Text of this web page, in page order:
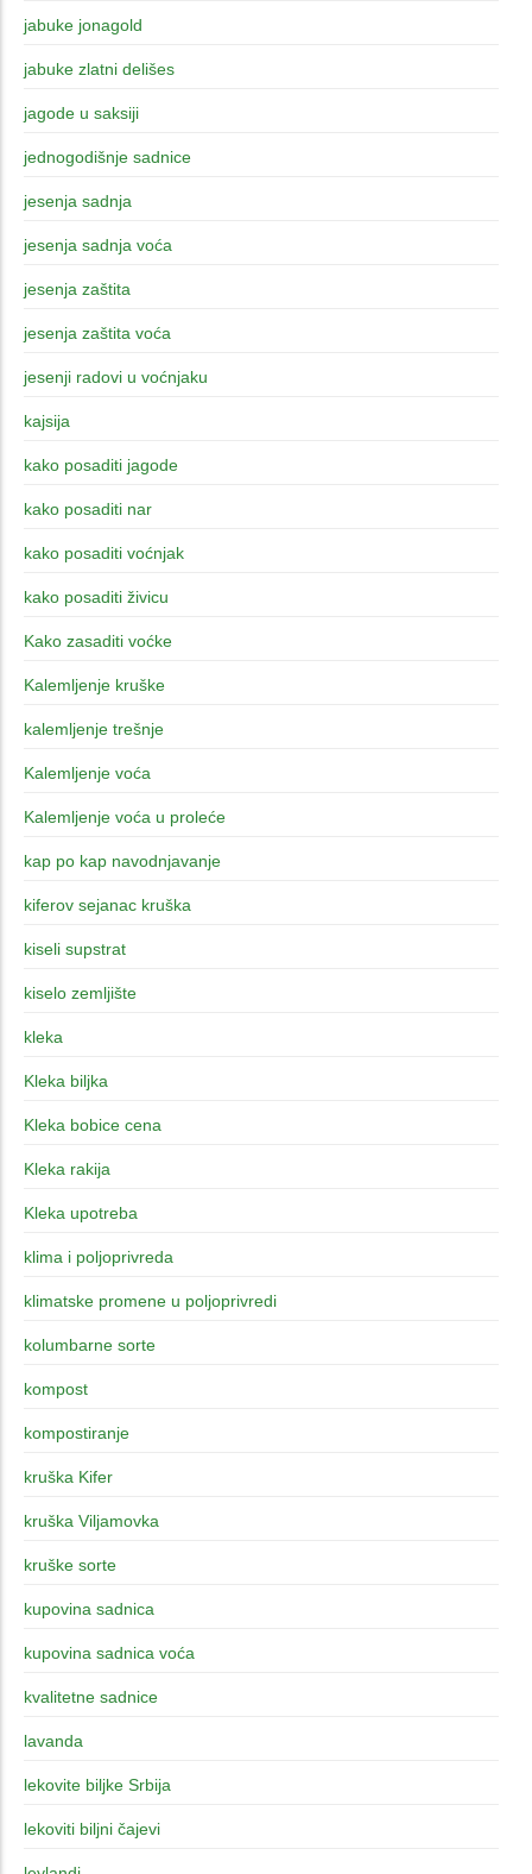
jabuke jonagold
jabuke zlatni delišes
jagode u saksiji
jednogodišnje sadnice
jesenja sadnja
jesenja sadnja voća
jesenja zaštita
jesenja zaštita voća
jesenji radovi u voćnjaku
kajsija
kako posaditi jagode
kako posaditi nar
kako posaditi voćnjak
kako posaditi živicu
Kako zasaditi voćke
Kalemljenje kruške
kalemljenje trešnje
Kalemljenje voća
Kalemljenje voća u proleće
kap po kap navodnjavanje
kiferov sejanac kruška
kiseli supstrat
kiselo zemljište
kleka
Kleka biljka
Kleka bobice cena
Kleka rakija
Kleka upotreba
klima i poljoprivreda
klimatske promene u poljoprivredi
kolumbarne sorte
kompost
kompostiranje
kruška Kifer
kruška Viljamovka
kruške sorte
kupovina sadnica
kupovina sadnica voća
kvalitetne sadnice
lavanda
lekovite biljke Srbija
lekoviti biljni čajevi